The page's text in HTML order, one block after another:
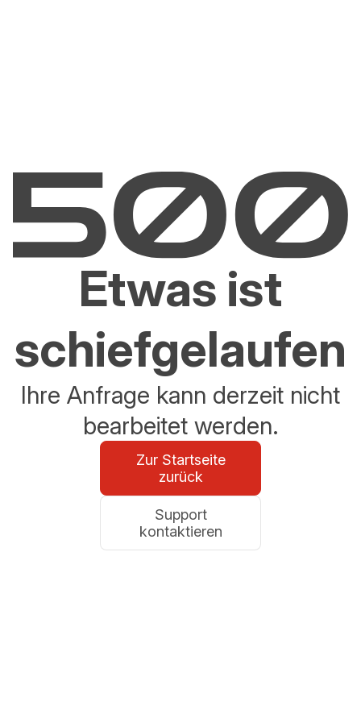
Etwas ist
schiefgelaufen
Ihre Anfrage kann derzeit nicht
bearbeitet werden.
Zur Startseite
zurück
Support
kontaktieren